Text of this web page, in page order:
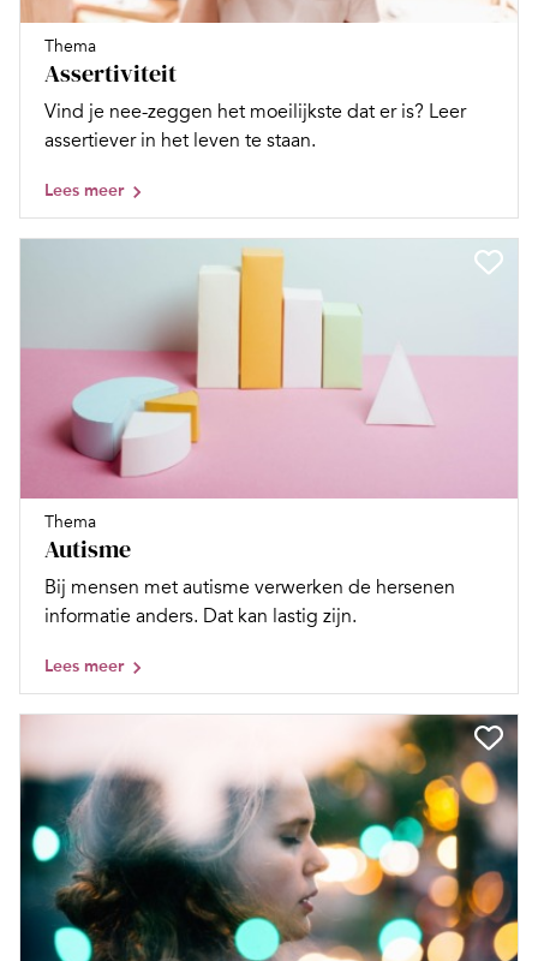
Thema
Assertiviteit
Vind je nee-zeggen het moeilijkste dat er is? Leer
assertiever in het leven te staan.
Lees meer
Thema
Autisme
Bij mensen met autisme verwerken de hersenen
informatie anders. Dat kan lastig zijn.
Lees meer